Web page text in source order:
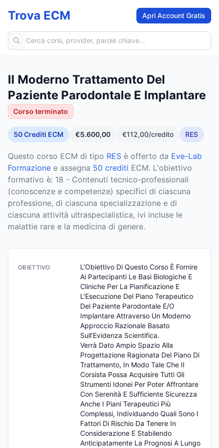
Trova ECM Apri Account Gratis
Cerca corsi ECM
Il Moderno Trattamento Del
Paziente Parodontale E Implantare
Corso terminato
50Crediti ECM €5.600,00 €112,00/credito RES
Questo corso ECM di tipo RES è offerto da Eve-Lab
Formazione e assegna 50 crediti ECM. L'obiettivo
formativo è: 18 - Contenuti tecnico-professionali
(conoscenze e competenze) specifici di ciascuna
professione, di ciascuna specializzazione e di
ciascuna attività ultraspecialistica, ivi incluse le
malattie rare e la medicina di genere.
OBIETTIVO
L’Obiettivo Di Questo Corso È Fornire
Ai Partecipanti Le Basi Biologiche E
Cliniche Per La Pianificazione E
L’Esecuzione Del Piano Terapeutico
Del Paziente Parodontale E/O
Implantare Attraverso Un Moderno
Approccio Razionale Basato
Sull’Evidenza Scientifica.
Verrà Dato Ampio Spazio Alla
Progettazione Ragionata Del Piano Di
Trattamento, In Modo Tale Che Il
Corsista Possa Acquisire Tutti Gli
Strumenti Idonei Per Poter Affrontare
Con Serenità E Sufficiente Sicurezza
Anche I Piani Terapeutici Più
Complessi, Individuando Quali Sono I
Fattori Di Rischio Da Tenere In
Considerazione E Stabilendo
Anticipatamente La Prognosi A Lungo